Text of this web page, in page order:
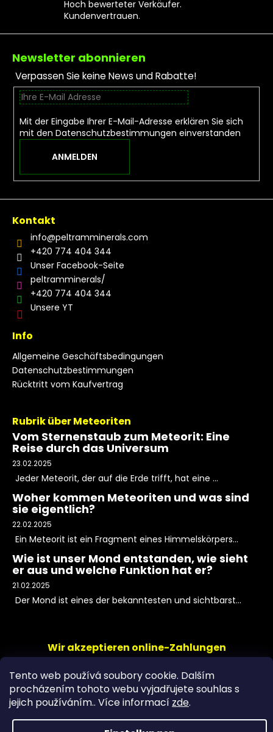
Tento web používá soubory cookie. Dalším
procházením tohoto webu vyjadřujete souhlas s
jejich používáním.. Více informací zde.
Hoch bewerteter Verkäufer.
Kundenvertrauen.
Fußzeile
Newsletter abonnieren
Verpassen Sie keine News und Rabatte!
Mit der Eingabe Ihrer E-Mail-Adresse erklären Sie sich
mit den Datenschutzbestimmungen einverstanden
ANMELDEN
Kontakt
info@peltramminerals.com
+420 774 404 344
Unser Facebook-Seite
peltramminerals/
+420 774 404 344
Unsere YT
Info
Allgemeine Geschäftsbedingungen
Datenschutzbestimmungen
Rücktritt vom Kaufvertrag
Rubrik über Meteoriten
Vom Sternenstaub zum Meteorit: Eine
Reise durch das Universum
23.02.2025
Jeder Meteorit, der auf die Erde trifft, hat eine ...
Woher kommen Meteoriten und was sind
sie eigentlich?
22.02.2025
Ein Meteorit ist ein Fragment eines Himmelskörpers...
Wie ist unser Mond entstanden, wie sieht
er aus und welche Funktion hat er?
21.02.2025
Der Mond ist eines der bekanntesten und sichtbarst...
Wir akzeptieren online-Zahlungen